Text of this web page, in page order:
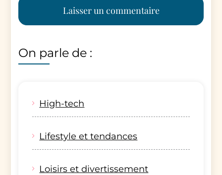
On parle de :
High-tech
Lifestyle et tendances
Loisirs et divertissement